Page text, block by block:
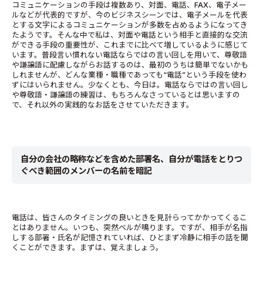
コミュニケーションの手段は複数あり、対面、電話、FAX、電子メー
ルなどが代表的ですが、今のビジネスシーンでは、電子メールを代表
とする文字によるコミュニケーションが多数を占めるようになってき
たようです。そんな中で私は、対面や電話という相手と直接的な交流
ができる手段の重要性が、これまでに比べて増しているように感じて
います。普段言い慣れない電話ならではの言い回しを用いて、尊敬語
や謙譲語に配慮しながらお話するのは、最初のうちは簡単でないかも
しれませんが、どんな業種・職種であっても“電話”という手段を使わ
ずにはいられません。少なくとも、今日は。電話ならではの言い回し
や尊敬語・謙譲語の練習は、もちろんなさっているとは思いますの
で、それ以外の実践的なお話をさせていただきます。
自分の会社の略称などを含めた部署名、自分が電話をとりつ
ぐべき範囲のメンバーの名前を暗記
電話は、皆さんのタイミングの良いときを見計らってかかってくるこ
とはありません。いつも、突然ベルが鳴ります。ですが、相手が名指
しする部署・氏名が記憶されていれば、ひとまず冷静に相手の話を聞
くことができます。まずは、覚えましょう。